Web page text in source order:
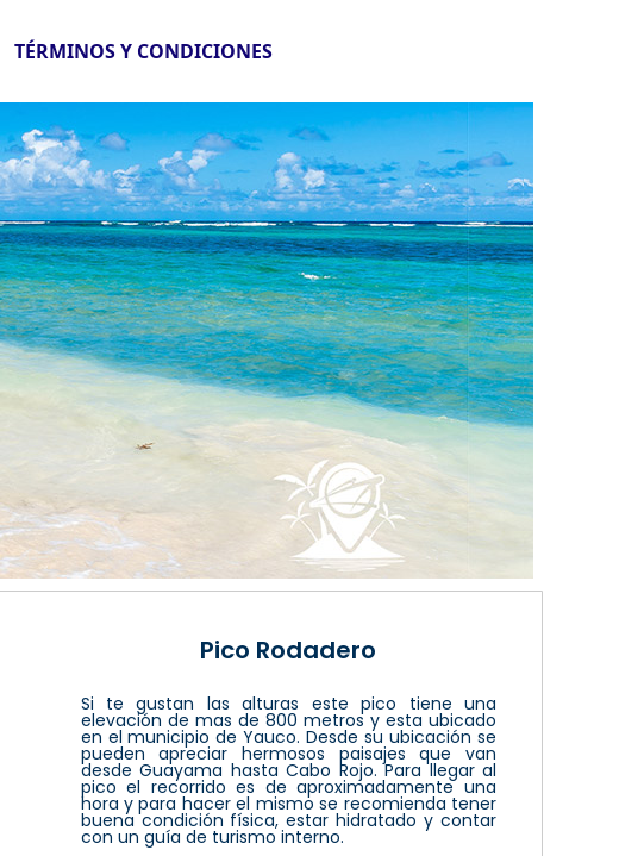
TÉRMINOS Y CONDICIONES
Pico Rodadero
Si te gustan las alturas este pico tiene una
elevación de mas de 800 metros y esta ubicado
en el municipio de Yauco. Desde su ubicación se
pueden apreciar hermosos paisajes que van
desde Guayama hasta Cabo Rojo. Para llegar al
pico el recorrido es de aproximadamente una
hora y para hacer el mismo se recomienda tener
buena condición física, estar hidratado y contar
con un guía de turismo interno.